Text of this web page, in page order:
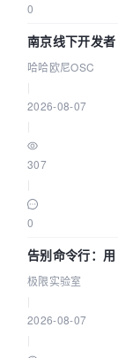
0
南京线下开发
智能 Agent 应用
哈哈欧尼OSC
2026-08-07
307
0
告别命令行：
极限实验室
2026-08-07